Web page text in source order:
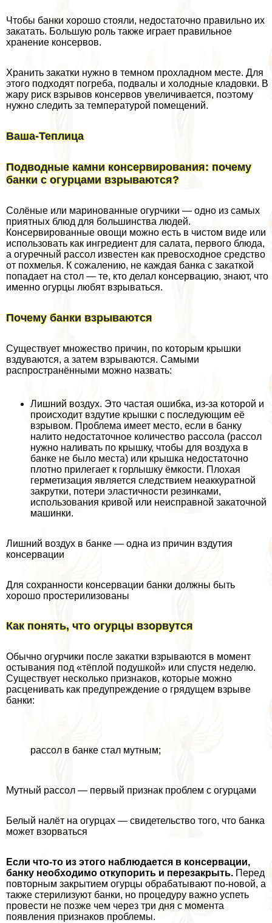
Чтобы банки хорошо стояли, недостаточно правильно их
закатать. Большую роль также играет правильное
хранение консервов.
Хранить закатки нужно в темном прохладном месте. Для
этого подходят погреба, подвалы и холодные кладовки. В
жару риск взрывов консервов увеличивается, поэтому
нужно следить за температурой помещений.
Ваша-Теплица
Подводные камни консервирования: почему
банки с огурцами взрываются?
Солёные или маринованные огурчики — одно из самых
приятных блюд для большинства людей.
Консервированные овощи можно есть в чистом виде или
использовать как ингредиент для салата, первого блюда,
а огуречный рассол известен как превосходное средство
от похмелья. К сожалению, не каждая банка с закаткой
попадает на стол — те, кто делал консервацию, знают, что
именно огурцы любят взрываться.
Почему банки взрываются
Существует множество причин, по которым крышки
вздуваются, а затем взрываются. Самыми
распространёнными можно назвать:
Лишний воздух. Это частая ошибка, из-за которой и
происходит вздутие крышки с последующим её
взрывом. Проблема имеет место, если в банку
налито недостаточное количество рассола (рассол
нужно наливать по крышку, чтобы для воздуха в
банке не было места) или крышка недостаточно
плотно прилегает к горлышку ёмкости. Плохая
герметизация является следствием неаккуратной
закрутки, потери эластичности резинками,
использования кривой или неисправной закаточной
машинки.
Лишний воздух в банке — одна из причин вздутия
консервации
Для сохранности консервации банки должны быть
хорошо простерилизованы
Как понять, что огурцы взорвутся
Обычно огурчики после закатки взрываются в момент
остывания под «тёплой подушкой» или спустя неделю.
Существует несколько признаков, которые можно
расценивать как предупреждение о грядущем взрыве
банки:
рассол в банке стал мутным;
Мутный рассол — первый признак проблем с огурцами
Белый налёт на огурцах — свидетельство того, что банка
может взорваться
Если что-то из этого наблюдается в консервации,
банку необходимо откупорить и перезакрыть. Перед
повторным закрытием огурцы обpaбатывают по-новой, а
также стерилизуют банки, но процедуру важно успеть
провести не позже чем через три дня с момента
появления признаков проблемы.